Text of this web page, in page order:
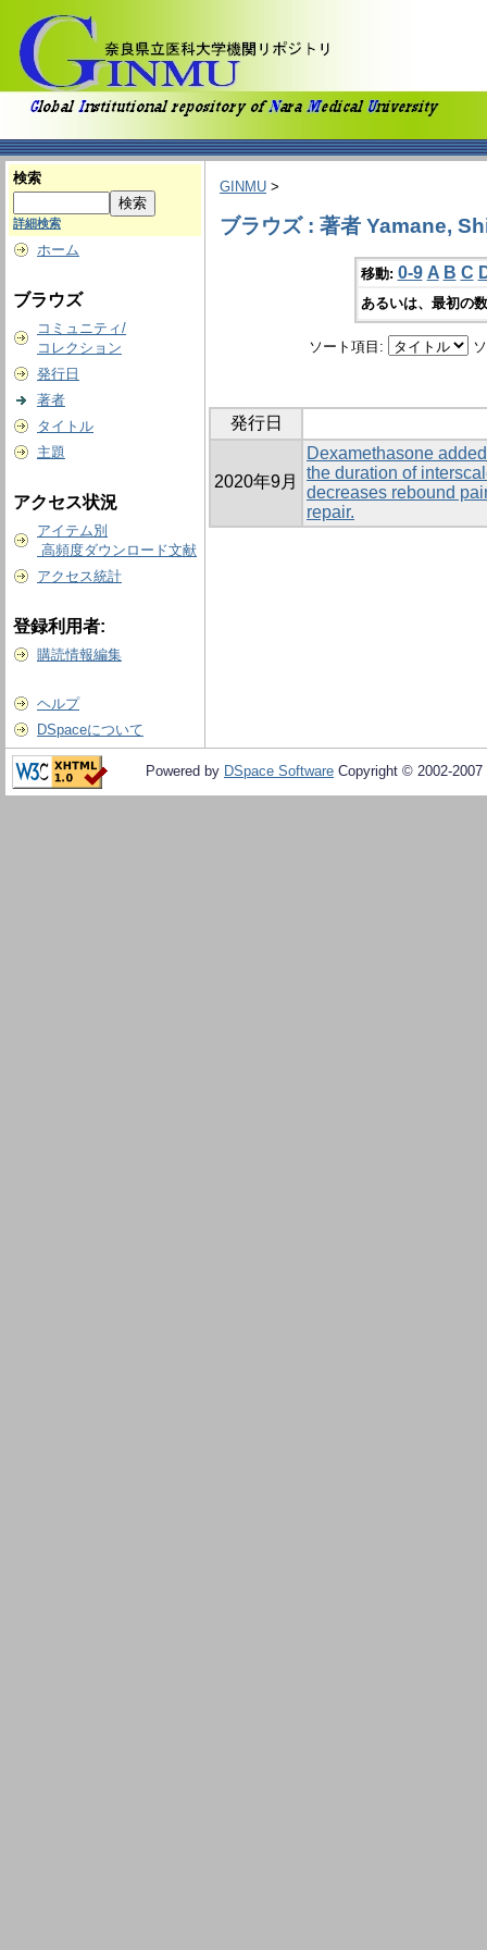
検索
詳細検索
ホーム
ブラウズ
コミュニティ/
コレクション
発行日
著者
タイトル
主題
アクセス状況
アイテム別
高頻度ダウンロード文献
アクセス統計
登録利用者:
購読情報編集
ヘルプ
DSpaceについて
GINMU >
ブラウズ : 著者 Yamane,
移動: 0-9 A B C
あるいは、最初の
ソート項目:
発行日
2020年9月
Dexamethasone
the duration of
decreases rebound
repair.
Powered by DSpace Software Copyright © 2002-2007